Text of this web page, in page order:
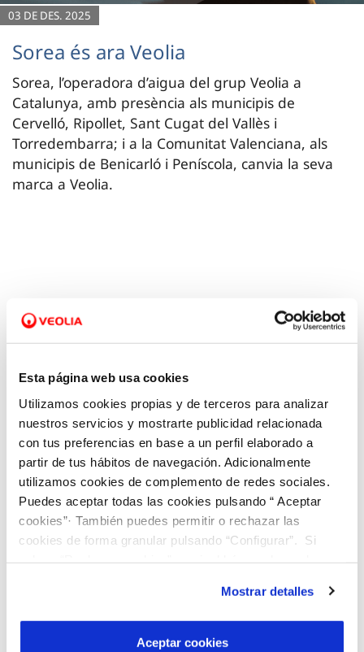
Esta página web usa cookies
Utilizamos cookies propias y de terceros para analizar
nuestros servicios y mostrarte publicidad relacionada
con tus preferencias en base a un perfil elaborado a
partir de tus hábitos de navegación. Adicionalmente
utilizamos cookies de complemento de redes sociales.
Puedes aceptar todas las cookies pulsando “ Aceptar
cookies”· También puedes permitir o rechazar las
cookies de forma granular pulsando “Configurar”. Si
son indispensables para que el sitio web funcione y que
por tanto no se pueden desactivar. Puedes consultar
más información en nuestraPolítica de Cookies
Mostrar detalles
Aceptar cookies
03 DE DES. 2025
Sorea és ara Veolia
Sorea, l’operadora d’aigua del grup Veolia a
Catalunya, amb presència als municipis de
Cervelló, Ripollet, Sant Cugat del Vallès i
Torredembarra; i a la Comunitat Valenciana, als
municipis de Benicarló i Peníscola, canvia la seva
marca a Veolia.
14 D’ABR. 2016
SOREA posa en marxa un concurs d'idees